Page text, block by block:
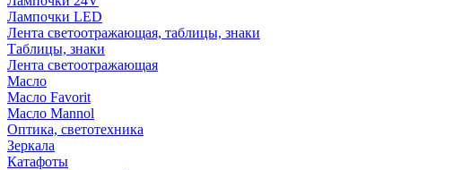
Лампочки LED
Лента светоотражающая, таблицы, знаки
Таблицы, знаки
Лента светоотражающая
Масло
Масло Favorit
Масло Mannol
Оптика, светотехника
Зеркала
Катафоты